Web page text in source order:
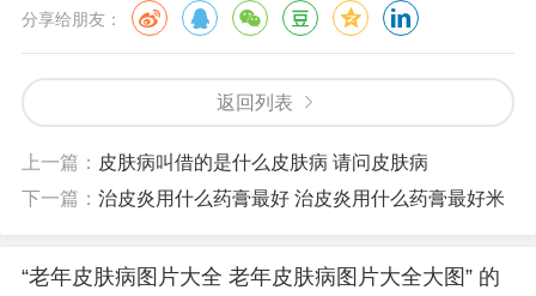
分享给朋友：
返回列表
上一篇： 皮肤病叫借的是什么皮肤病 请问皮肤病
下一篇： 治皮炎用什么药膏最好 治皮炎用什么药膏最好米
“老年皮肤病图片大全 老年皮肤病图片大全大图” 的